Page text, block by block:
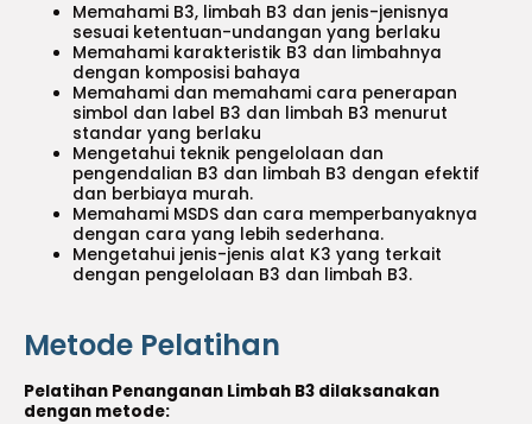
Memahami B3, limbah B3 dan jenis-jenisnya
sesuai ketentuan-undangan yang berlaku
Memahami karakteristik B3 dan limbahnya
dengan komposisi bahaya
Memahami dan memahami cara penerapan
simbol dan label B3 dan limbah B3 menurut
standar yang berlaku
Mengetahui teknik pengelolaan dan
pengendalian B3 dan limbah B3 dengan efektif
dan berbiaya murah.
Memahami MSDS dan cara memperbanyaknya
dengan cara yang lebih sederhana.
Mengetahui jenis-jenis alat K3 yang terkait
dengan pengelolaan B3 dan limbah B3.
Metode Pelatihan
Pelatihan Penanganan Limbah B3 dilaksanakan
dengan metode: